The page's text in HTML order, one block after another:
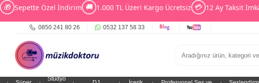
🎁 Sepette Özel İndirim 🚚 1.000 TL Üzeri Kargo Ücretsiz 💳 12 Ay Taksit
0850 241 80 26 0532 137 58 33
Stüdyo